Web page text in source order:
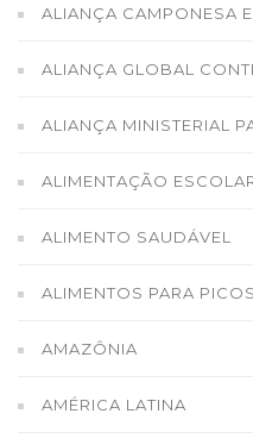
ALIANÇA CAMPONESA
ALIANÇA GLOBAL
ALIANÇA MINISTERIAL
ALIMENTAÇÃO
ALIMENTO SAUDÁVEL
ALIMENTOS PARA
AMAZÔNIA
AMÉRICA LATINA